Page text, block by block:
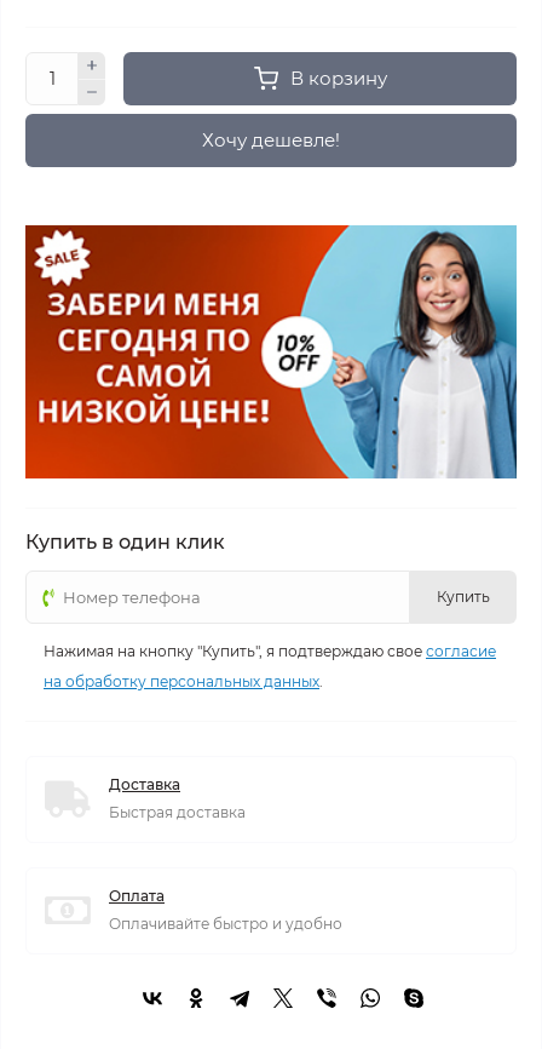
В корзину
Хочу дешевле!
Купить в один клик
Купить
Нажимая на кнопку "Купить", я подтверждаю свое согласие
на обработку персональных данных
Доставка
Быстрая доставка
Оплата
Оплачивайте быстро и удобно